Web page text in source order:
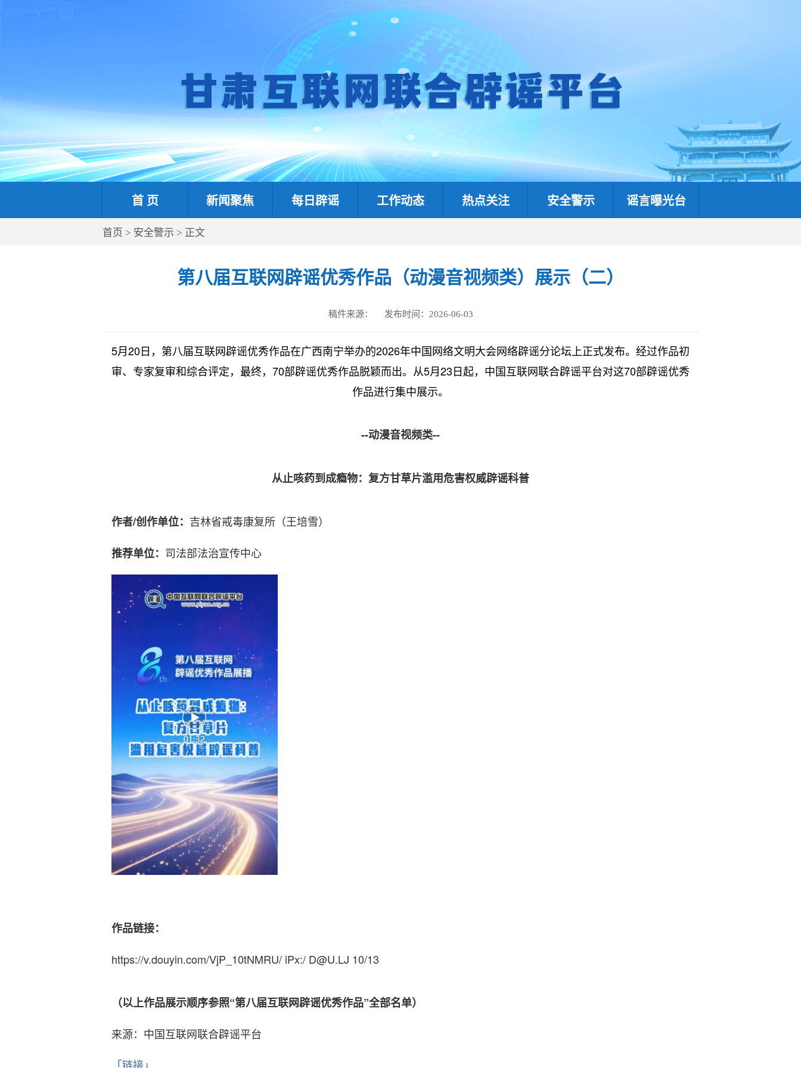
首 页 新闻聚焦 每日辟谣 工作动态 热点关注 安全警示 谣言曝光台
首页 > 安全警示 > 正文
第八届互联网辟谣优秀作品（动漫音视频类）展示（二）
稿件来源： 发布时间： 2026-06-03
5月20日，第八届互联网辟谣优秀作品在广西南宁举办的2026年中国网络文明大会网络辟谣分论坛上正式发布。经过作品初
审、专家复审和综合评定，最终，70部辟谣优秀作品脱颖而出。从5月23日起，中国互联网联合辟谣平台对这70部辟谣优秀
作品进行集中展示。
--动漫音视频类--
从止咳药到成瘾物：复方甘草片滥用危害权威辟谣科普
作者/创作单位： 吉林省戒毒康复所（王培雪）
推荐单位： 司法部法治宣传中心
作品链接：
https://v.douyin.com/VjP_10tNMRU/ iPx:/ D@U.LJ 10/13
（以上作品展示顺序参照“第八届互联网辟谣优秀作品”全部名单）
来源：中国互联网联合辟谣平台
「链接」